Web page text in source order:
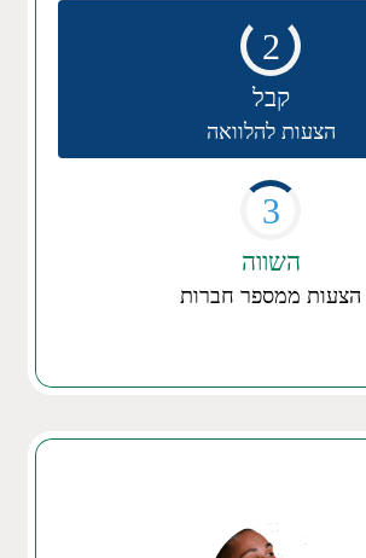
2
קבל
הצעות להלוואה
3
השווה
הצעות ממספר חברות